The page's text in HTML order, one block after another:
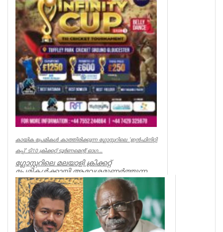
കായിക പ്രേമികള്‍ കാത്തിരിക്കുന്ന ഗ്ലോസ്റ്ററിലെ 'ഇന്‍ഫിനിറ്റി
കപ്പ്' ടി10 ക്രിക്കറ്റ് ടൂര്‍ണമെന്റ് ഓഗ...
ഗ്ലോസ്റ്ററിലെ മലയാളി ക്രിക്കറ്റ്
പ്രേമികള്‍ക്കായി ആവേശമുണര്‍ത്തുന്ന
'ഇന്‍ഫിനിറ്റി കപ്പ് - സീസണ്‍ 3'...
Associations